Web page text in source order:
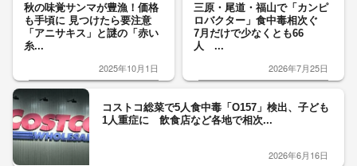
秋の味覚サンマが豊漁！価格
も手頃に 見つけたら要注意
「アニサキス」と謎の「赤い
糸...
2025年10月1日
三原・尾道・福山で「カンピ
ロバクター」食中毒相次ぐ
7月だけで少なくとも66
人 ...
2026年7月25日
コストコ総菜で5人食中毒「O157」検出、子ども
1人重症に 飲食店など各地で相次...
2026年6月16日